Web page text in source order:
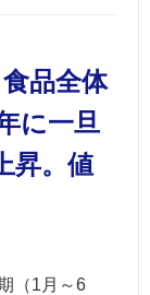
食品全体
に一旦
昇。値
（1月～6